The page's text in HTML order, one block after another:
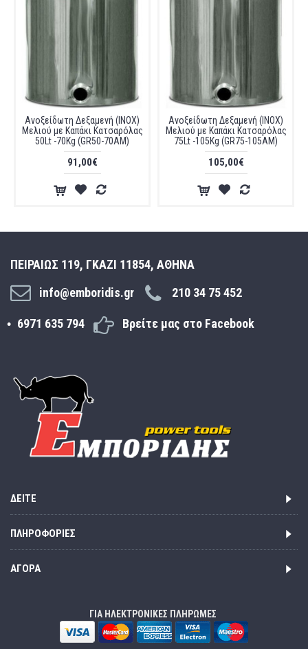
Ανοξείδωτη Δεξαμενή (INOX)
Μελιού με Καπάκι Κατσαρόλας
50Lt -70Kg (GR50-70AM)
91,00€
Ανοξείδωτη Δεξαμενή (INOX)
Μελιού με Kαπάκι Kατσαρόλας
75Lt -105Kg (GR75-105AM)
105,00€
ΠΕΙΡΑΙΩΣ 119, ΓΚΑΖΙ 11854, ΑΘΗΝΑ
info@emboridis.gr
210 34 75 452
6971 635 794 Βρείτε μας στο Facebook
ΔΕΊΤΕ
ΠΛΗΡΟΦΟΡΊΕΣ
ΑΓΟΡΆ
ΓΙΑ ΗΛΕΚΤΡΟΝΙΚΕΣ ΠΛΗΡΩΜΕΣ